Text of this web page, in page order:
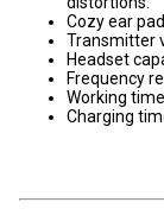
Cozy ear
Transmitter
Headset
Frequency
Working
Charging